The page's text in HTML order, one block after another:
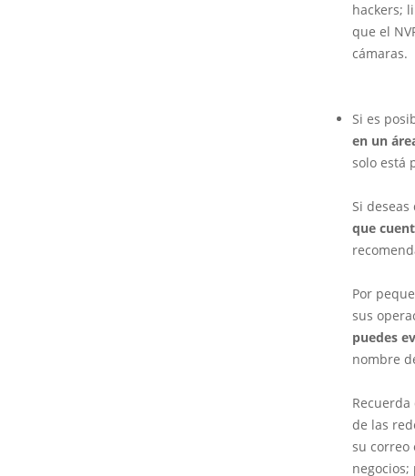
hackers;
que el
cámaras.
Si es
en un
solo está
Si
que
Por
sus
puedes
nombre
de las
su correo